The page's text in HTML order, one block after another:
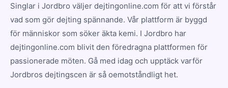
Singlar i Jordbro väljer dejtingonline.com för att vi förstår
vad som gör dejting spännande. Vår plattform är byggd
för människor som söker äkta kemi. I Jordbro har
dejtingonline.com blivit den föredragna plattformen för
passionerade möten. Gå med idag och upptäck varför
Jordbros dejtingscen är så oemotståndligt het.